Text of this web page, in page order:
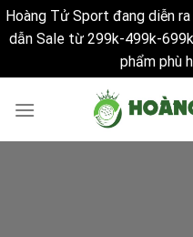
Hoàng Tử Sport đang diễn
dẫn Sale từ 299k-499k-
phẩm phù